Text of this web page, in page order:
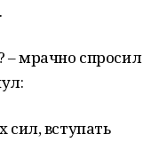
– мрачно спросил
сил, вступать